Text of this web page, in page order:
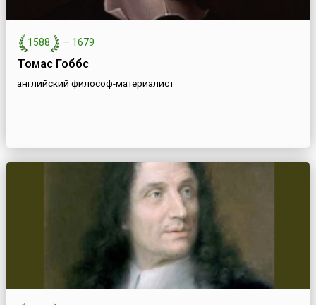
1588 — 1679
Томас Гоббс
английский философ-материалист